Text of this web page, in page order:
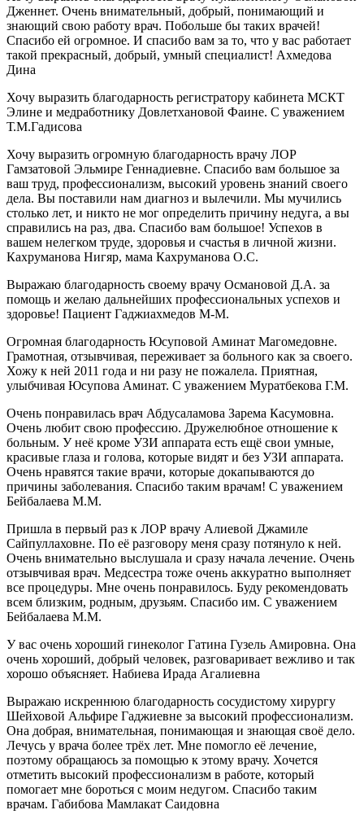
Дженнет. Очень внимательный, добрый, понимающий и
знающий свою работу врач. Побольше бы таких врачей!
Спасибо ей огромное. И спасибо вам за то, что у вас работает
такой прекрасный, добрый, умный специалист! Ахмедова
Дина
Хочу выразить благодарность регистратору кабинета МСКТ
Элине и медработнику Довлетхановой Фаине. С уважением
Т.М.Гадисова
Хочу выразить огромную благодарность врачу ЛОР
Гамзатовой Эльмире Геннадиевне. Спасибо вам большое за
ваш труд, профессионализм, высокий уровень знаний своего
дела. Вы поставили нам диагноз и вылечили. Мы мучились
столько лет, и никто не мог определить причину недуга, а вы
справились на раз, два. Спасибо вам большое! Успехов в
вашем нелегком труде, здоровья и счастья в личной жизни.
Кахруманова Нигяр, мама Кахруманова О.С.
Выражаю благодарность своему врачу Османовой Д.А. за
помощь и желаю дальнейших профессиональных успехов и
здоровье! Пациент Гаджиахмедов М-М.
Огромная благодарность Юсуповой Аминат Магомедовне.
Грамотная, отзывчивая, переживает за больного как за своего.
Хожу к ней 2011 года и ни разу не пожалела. Приятная,
улыбчивая Юсупова Аминат. С уважением Муратбекова Г.М.
Очень понравилась врач Абдусаламова Зарема Касумовна.
Очень любит свою профессию. Дружелюбное отношение к
больным. У неё кроме УЗИ аппарата есть ещё свои умные,
красивые глаза и голова, которые видят и без УЗИ аппарата.
Очень нравятся такие врачи, которые докапываются до
причины заболевания. Спасибо таким врачам! С уважением
Бейбалаева М.М.
Пришла в первый раз к ЛОР врачу Алиевой Джамиле
Сайпуллаховне. По её разговору меня сразу потянуло к ней.
Очень внимательно выслушала и сразу начала лечение. Очень
отзывчивая врач. Медсестра тоже очень аккуратно выполняет
все процедуры. Мне очень понравилось. Буду рекомендовать
всем близким, родным, друзьям. Спасибо им. С уважением
Бейбалаева М.М.
У вас очень хороший гинеколог Гатина Гузель Амировна. Она
очень хороший, добрый человек, разговаривает вежливо и так
хорошо объясняет. Набиева Ирада Агалиевна
Выражаю искреннюю благодарность сосудистому хирургу
Шейховой Альфире Гаджиевне за высокий профессионализм.
Она добрая, внимательная, понимающая и знающая своё дело.
Лечусь у врача более трёх лет. Мне помогло её лечение,
поэтому обращаюсь за помощью к этому врачу. Хочется
отметить высокий профессионализм в работе, который
помогает мне бороться с моим недугом. Спасибо таким
врачам. Габибова Мамлакат Саидовна